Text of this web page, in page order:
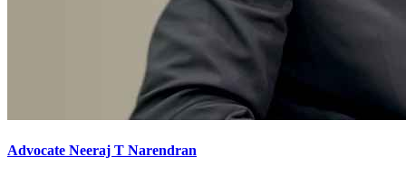
Advocate Neeraj T Narendran